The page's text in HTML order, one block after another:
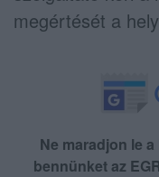
megértését a
Ne maradjon le
bennünket az